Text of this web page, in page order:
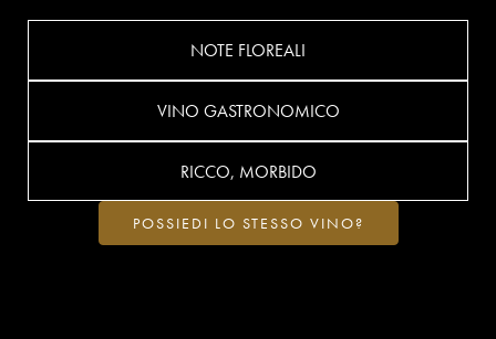
NOTE FLOREALI
VINO GASTRONOMICO
RICCO, MORBIDO
POSSIEDI LO STESSO VINO?